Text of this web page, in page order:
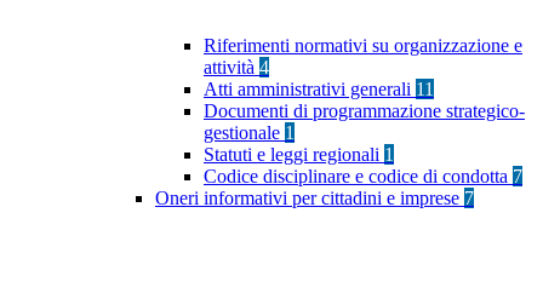
Riferimenti normativi su organizzazione e
attività 4
Atti amministrativi generali 11
Documenti di programmazione strategico-
gestionale 1
Statuti e leggi regionali 1
Codice disciplinare e codice di condotta 7
Oneri informativi per cittadini e imprese 7